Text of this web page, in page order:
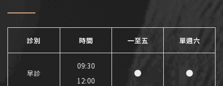
診別 時間 一至五 單週六
早診
09:30
12:00
● ●